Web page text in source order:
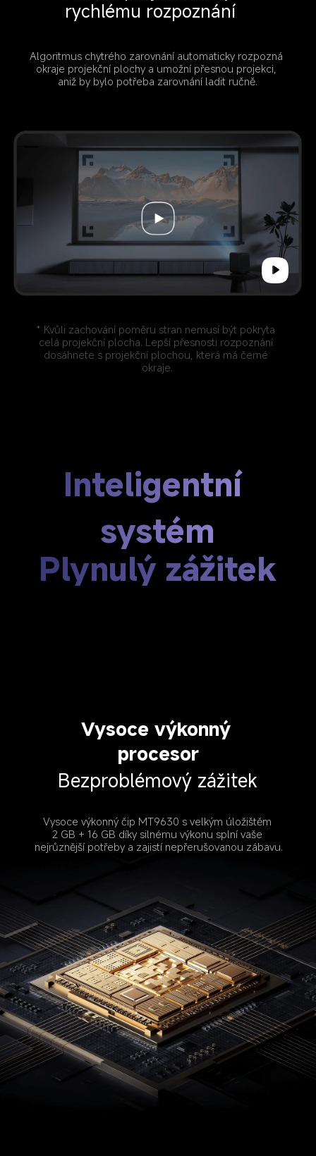
rychlému rozpoznání
Algoritmus chytrého zarovnání automaticky rozpozná
okraje projekční plochy a umožní přesnou projekci,
aniž by bylo potřeba zarovnání ladit ručně.
* Kvůli zachování poměru stran nemusí být pokryta
celá projekční plocha. Lepší přesnosti rozpoznání
dosáhnete s projekční plochou, která má černé
okraje.
Inteligentní
systém
Plynulý zážitek
Vysoce výkonný
procesor
Bezproblémový zážitek
Vysoce výkonný čip MT9630 s velkým úložištěm
2 GB + 16 GB díky silnému výkonu splní vaše
nejrůznější potřeby a zajistí nepřerušovanou zábavu.